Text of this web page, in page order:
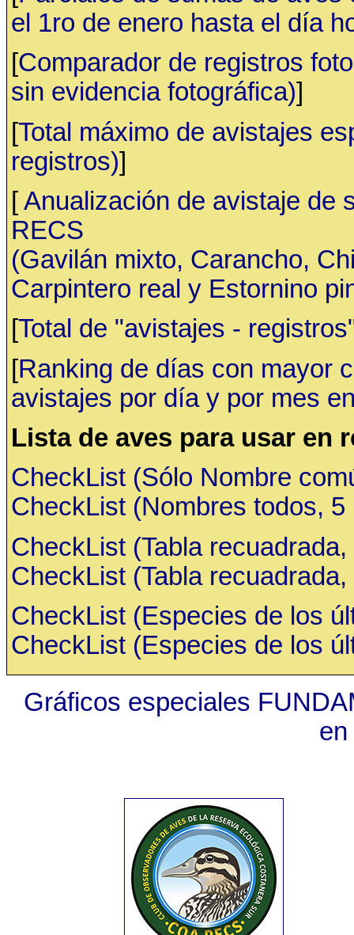
el 1ro de enero hasta el día
[Comparador de registros
sin evidencia fotográfica)]
[Total máximo de avistajes
registros)]
[Anualización de avistaje de
RECS
(Gavilán mixto, Carancho,
Carpintero real y Estornino
[Total de "avistajes -
[Ranking de días con mayor
avistajes por día y por mes
Lista de aves para usar en
CheckList (Sólo Nombre
CheckList (Nombres todos,
CheckList (Tabla
CheckList (Tabla
CheckList (Especies de los
CheckList (Especies de los
Gráficos especiales